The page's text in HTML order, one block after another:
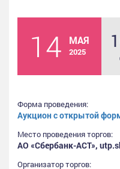
14 МАЯ
2025
Форма проведения:
Аукцион с открытой
Место проведения торгов:
АО «Сбербанк-АСТ»,
Организатор торгов: